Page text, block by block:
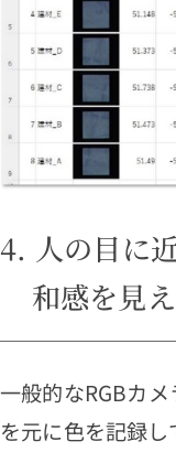
4. 人の目に
和感を見
一般的なRGBカ
を元に色を記録